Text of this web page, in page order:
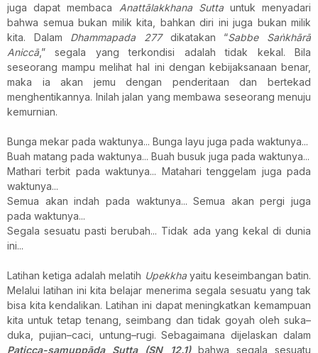
juga dapat membaca Anattālakkhana Suttauntuk menyadari
bahwa semua bukan milik kita, bahkan diri ini juga bukan milik
kita. Dalam Dhammapada 277dikatakan “Sabbe Saṅkhārā
Aniccā ,” segala yang terkondisi adalah tidak kekal. Bila
seseorang mampu melihat hal ini dengan kebijaksanaan benar,
maka ia akan jemu dengan penderitaan dan bertekad
menghentikannya. Inilah jalan yang membawa seseorang menuju
kemurnian.
Bunga mekar pada waktunya... Bunga layu juga pada waktunya...
Buah matang pada waktunya... Buah busuk juga pada waktunya...
Mathari terbit pada waktunya... Matahari tenggelam juga pada
waktunya...
Semua akan indah pada waktunya... Semua akan pergi juga
pada waktunya...
Segala sesuatu pasti berubah... Tidak ada yang kekal di dunia
ini...
Latihan ketiga adalah melatih Upekkha yaitu keseimbangan batin.
Melalui latihan ini kita belajar menerima segala sesuatu yang tak
bisa kita kendalikan. Latihan ini dapat meningkatkan kemampuan
kita untuktetap tenang, seimbang dan tidak goyah oleh suka–
duka, pujian–caci, untung–rugi. Sebagaimana dijelaskan dalam
Paticca-samuppāda Sutta (SN 12.1)bahwa segala sesuatu